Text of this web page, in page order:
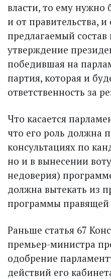
власти, то ему
и от правительства,
предлагаемый состав
утверждение
победившая на
партия, которая и
ответственность за
Что касается
что его роль должна
консультациях по
но и в вынесении
недоверия)
должна вытекать из
программы правящей
Раньше статья 67
премьер-министра
одобрение
действий его